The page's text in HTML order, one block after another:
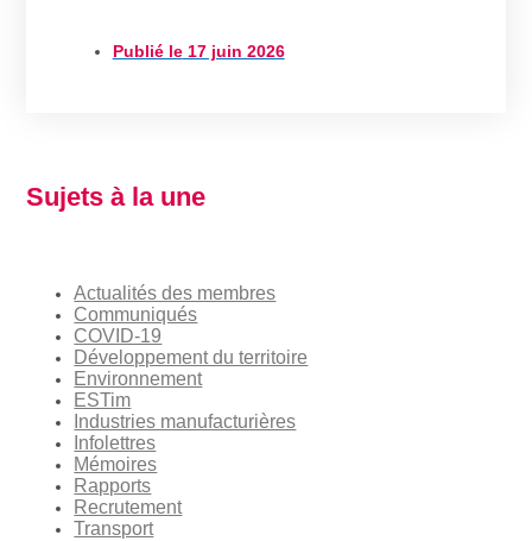
Publié le17 juin 2026
Sujets à la une
Actualités des membres
Communiqués
COVID-19
Développement du territoire
Environnement
ESTim
Industries manufacturières
Infolettres
Mémoires
Rapports
Recrutement
Transport